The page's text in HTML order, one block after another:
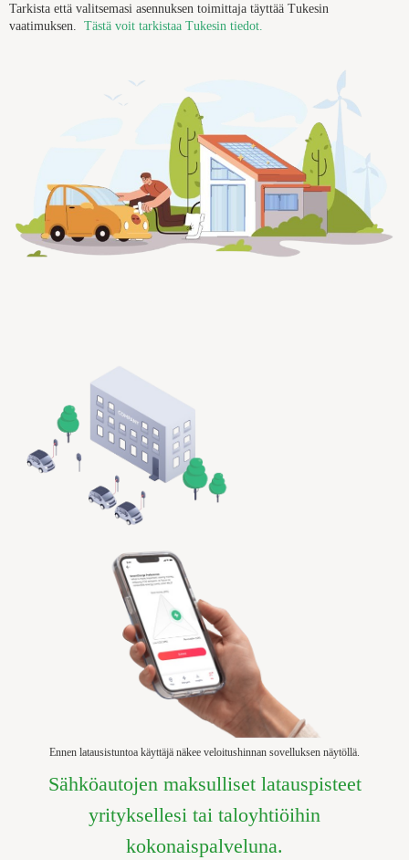
Tarkista että valitsemasi asennuksen toimittaja täyttää Tukesin
vaatimuksen
Tästä voit tarkistaa Tukesin tiedot.
Ennen latausistuntoa käyttäjä näkee veloitushinnan sovelluksen näytöllä.
Sähköautojen maksulliset latauspisteet
yrityksellesi tai taloyhtiöihin
kokonaispalveluna.